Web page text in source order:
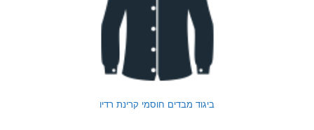
ביגוד מבדים חוסמי קרינת רדיו